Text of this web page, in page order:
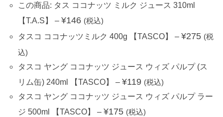
この商品: タス ココナッツ ミルク ジュース 310ml
【T.A.S】 – ¥146 (税込)
タスコ ココナッツミルク 400g 【TASCO】 – ¥275 (税
込)
タスコ ヤング ココナッツ ジュース ウィズ パルプ (ス
リム缶) 240ml 【TASCO】 – ¥119 (税込)
タスコ ヤング ココナッツ ジュース ウィズ パルプ ラー
ジ 500ml 【TASCO】 – ¥175 (税込)